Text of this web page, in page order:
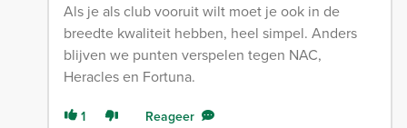
Als je als club vooruit wilt moet je ook in de
breedte kwaliteit hebben, heel simpel. Anders
blijven we punten verspelen tegen NAC,
Heracles en Fortuna.
1 Reageer